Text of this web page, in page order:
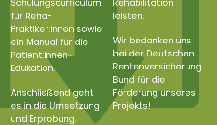
Schulungscurriculum
für Reha-
Praktiker:innen sowie
ein Manual für die
Patient:innen-
Edukation.
Anschließend geht
es in die Umsetzung
und Erprobung.
Rehabilitation
leisten.
Wir bedanken uns
bei der Deutschen
Rentenversicherung
Bund für die
Förderung unseres
Projekts!